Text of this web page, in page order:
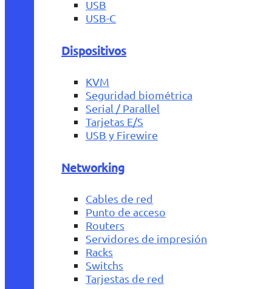
USB
USB-C
Dispositivos
KVM
Seguridad biométrica
Serial / Parallel
Tarjetas E/S
USB y Firewire
Networking
Cables de red
Punto de acceso
Routers
Servidores de impresión
Racks
Switchs
Tarjestas de red